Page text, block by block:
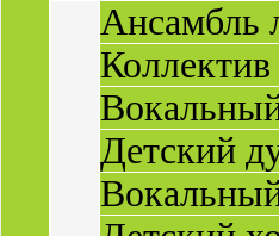
Ансамбль
Детский